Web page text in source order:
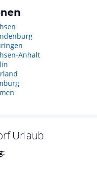
Anhalt
Urlaub